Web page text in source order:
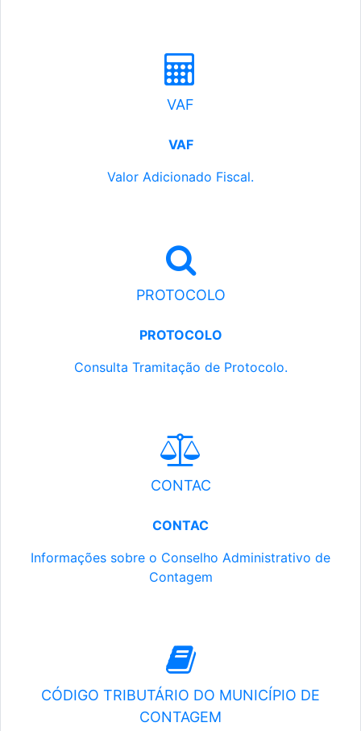
VAF
VAF
Valor Adicionado Fiscal.
PROTOCOLO
PROTOCOLO
Consulta Tramitação de Protocolo.
CONTAC
CONTAC
Informações sobre o Conselho Administrativo de
Contagem
CÓDIGO TRIBUTÁRIO DO MUNICÍPIO DE
CONTAGEM